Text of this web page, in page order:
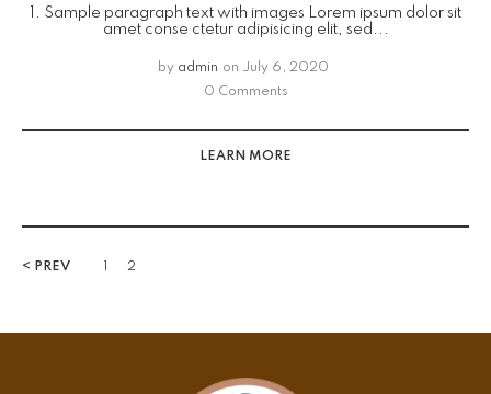
1. Sample paragraph text with images Lorem ipsum dolor sit
amet conse ctetur adipisicing elit, sed...
by admin on July 6, 2020
0 Comments
LEARN MORE
< PREV 2